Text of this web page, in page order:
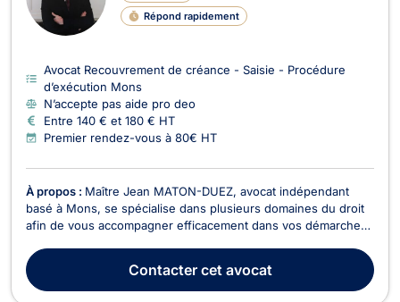
Répond rapidement
Avocat Recouvrement de créance - Saisie - Procédure
d’exécution Mons
N’accepte pas aide pro deo
Entre 140 € et 180 € HT
Premier rendez-vous à 80€ HT
À propos : Maître Jean MATON-DUEZ, avocat indépendant
basé à Mons, se spécialise dans plusieurs domaines du droit
afin de vous accompagner efficacement dans vos démarches
contrats et de la responsabilité civile, en droit des affaires, en
droit économique et en droit des...
Contactercet avocat